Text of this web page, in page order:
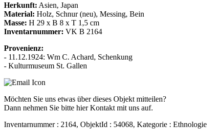
Herkunft: Asien, Japan
Material: Holz, Schnur (neu), Messing, Bein
Masse: H 29 x B 8 x T 1,5 cm
Inventarnummer: VK B 2164
Provenienz:
- 11.12.1924: Wm C. Achard, Schenkung
- Kulturmuseum St. Gallen
Möchten Sie uns etwas über dieses Objekt mitteilen?
Dann nehmen Sie bitte hier Kontakt mit uns auf.
Inventarnummer : 2164, ObjektId : 54068, Kategorie : Ethnologie